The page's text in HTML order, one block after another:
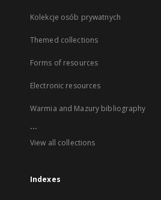
Kolekcje osób prywatnych
Themed collections
Forms of resources
Electronic resources
Warmia and Mazury bibliography
...
View all collections
Indexes